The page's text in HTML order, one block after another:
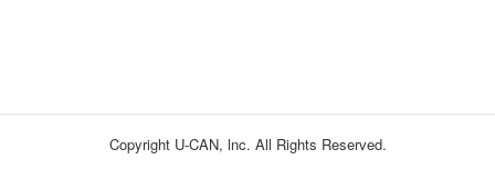
Copyright U-CAN, lnc. All Rights Reserved.